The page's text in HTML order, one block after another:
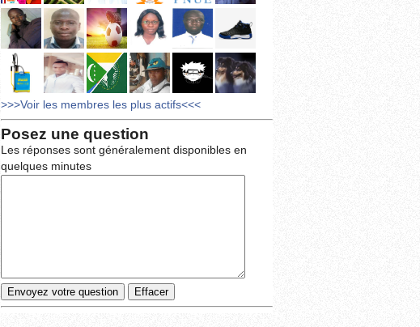
>>>Voir les membres les plus actifs<<<
Posez une question
Les réponses sont généralement disponibles en
quelques minutes